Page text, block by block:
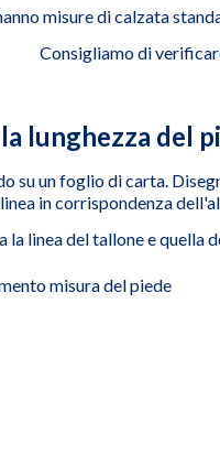
misure di calzata
Consigliamo di
lunghezza del
su un foglio di carta.
in corrispondenza
linea del tallone e quella